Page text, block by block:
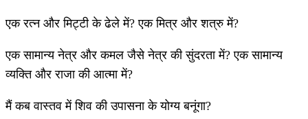
एक रत्न और मिट्टी के ढेले में? एक मित्र और शत्रु में?
एक सामान्य नेत्र और कमल जैसे नेत्र की सुंदरता में? एक सामान्य
व्यक्ति और राजा की आत्मा में?
मैं कब वास्तव में शिव की उपासना के योग्य बनूंगा?